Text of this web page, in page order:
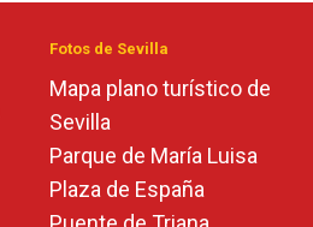
Fotos de Sevilla
Mapa plano turístico de
Sevilla
Parque de María Luisa
Plaza de España